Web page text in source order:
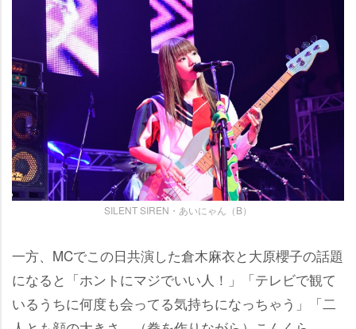
SILENT SIREN・あいにゃん（B）
一方、MCでこの日共演した倉木麻衣と大原櫻子の話題
になると「ホントにマジでいい人！」「テレビで観て
いるうちに何度も会ってる気持ちになっちゃう」「二